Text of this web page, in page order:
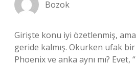
Bozok
Girişte konu iyi özetlenmiş, ama
geride kalmış. Okurken ufak
Phoenix ve anka aynı mı? Evet,